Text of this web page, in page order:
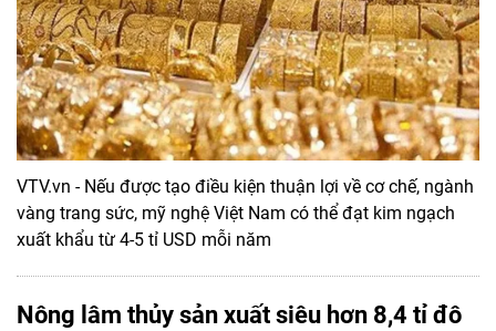
VTV.vn - Nếu được tạo điều kiện thuận lợi về cơ chế, ngành
vàng trang sức, mỹ nghệ Việt Nam có thể đạt kim ngạch
xuất khẩu từ 4-5 tỉ USD mỗi năm
Nông lâm thủy sản xuất siêu hơn 8,4 tỉ đô